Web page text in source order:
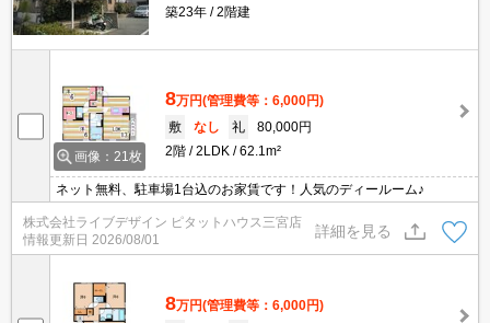
築23年 2階建
画像：21枚
8万円(管理費等：6,000円)
敷
なし 礼
80,000円
2階
2LDK 62.1m²
ネット無料、駐車場1台込のお家賃です！人気のディールーム♪
株式会社ライブデザイン ピタットハウス三宮店
情報更新日 2026/08/01
詳細を見る
8万円(管理費等：6,000円)